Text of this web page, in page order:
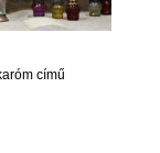
című